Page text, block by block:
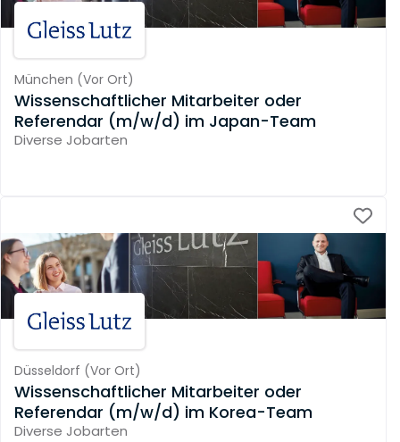
München (Vor Ort)
Wissenschaftlicher Mitarbeiter oder
Referendar (m/w/d) im Japan-Team
Diverse Jobarten
Düsseldorf (Vor Ort)
Wissenschaftlicher Mitarbeiter oder
Referendar (m/w/d) im Korea-Team
Diverse Jobarten